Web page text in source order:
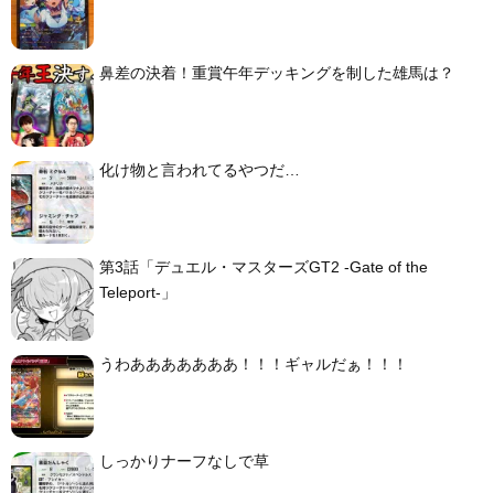
鼻差の決着！重賞午年デッキングを制した雄馬は？
化け物と言われてるやつだ…
第3話「デュエル・マスターズGT2 -Gate of the
Teleport-」
うわあああああああ！！！ギャルだぁ！！！
しっかりナーフなしで草